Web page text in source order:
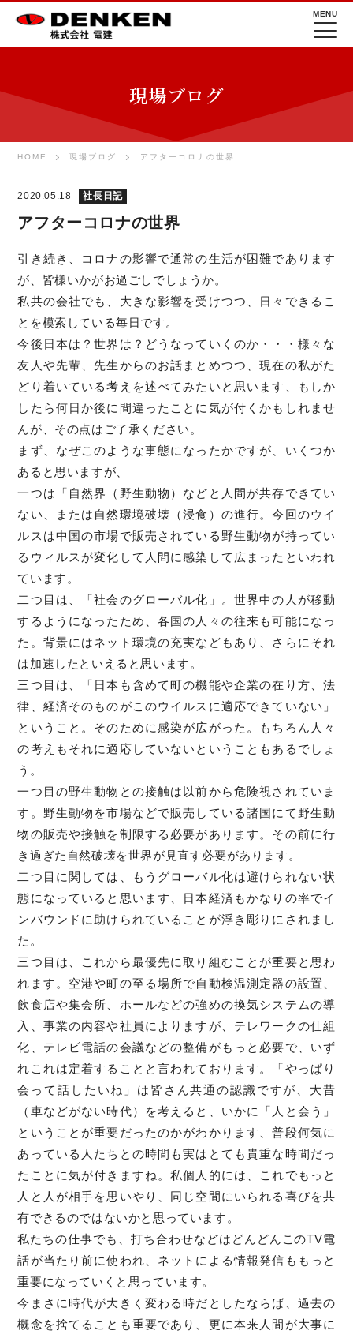
MENU
現場ブログ
HOME 現場ブログ アフターコロナの世界
2020.05.18 社長日記
アフターコロナの世界
引き続き、コロナの影響で通常の生活が困難であります
が、皆様いかがお過ごしでしょうか。
私共の会社でも、大きな影響を受けつつ、日々できるこ
とを模索している毎日です。
今後日本は？世界は？どうなっていくのか・・・様々な
友人や先輩、先生からのお話まとめつつ、現在の私がた
どり着いている考えを述べてみたいと思います、もしか
したら何日か後に間違ったことに気が付くかもしれませ
んが、その点はご了承ください。
まず、なぜこのような事態になったかですが、いくつか
あると思いますが、
一つは「自然界（野生動物）などと人間が共存できてい
ない、または自然環境破壊（浸食）の進行。今回のウイ
ルスは中国の市場で販売されている野生動物が持ってい
るウィルスが変化して人間に感染して広まったといわれ
ています。
二つ目は、「社会のグローバル化」。世界中の人が移動
するようになったため、各国の人々の往来も可能になっ
た。背景にはネット環境の充実などもあり、さらにそれ
は加速したといえると思います。
三つ目は、「日本も含めて町の機能や企業の在り方、法
律、経済そのものがこのウイルスに適応できていない」
ということ。そのために感染が広がった。もちろん人々
の考えもそれに適応していないということもあるでしょ
う。
一つ目の野生動物との接触は以前から危険視されていま
す。野生動物を市場などで販売している諸国にて野生動
物の販売や接触を制限する必要があります。その前に行
き過ぎた自然破壊を世界が見直す必要があります。
二つ目に関しては、もうグローバル化は避けられない状
態になっていると思います、日本経済もかなりの率でイ
ンバウンドに助けられていることが浮き彫りにされまし
た。
三つ目は、これから最優先に取り組むことが重要と思わ
れます。空港や町の至る場所で自動検温測定器の設置、
飲食店や集会所、ホールなどの強めの換気システムの導
入、事業の内容や社員によりますが、テレワークの仕組
化、テレビ電話の会議などの整備がもっと必要で、いず
れこれは定着することと言われております。「やっぱり
会って話したいね」は皆さん共通の認識ですが、大昔
（車などがない時代）を考えると、いかに「人と会う」
ということが重要だったのかがわかります、普段何気に
あっている人たちとの時間も実はとても貴重な時間だっ
たことに気が付きますね。私個人的には、これでもっと
人と人が相手を思いやり、同じ空間にいられる喜びを共
有できるのではないかと思っています。
私たちの仕事でも、打ち合わせなどはどんどんこのTV電
話が当たり前に使われ、ネットによる情報発信ももっと
重要になっていくと思っています。
今まさに時代が大きく変わる時だとしたならば、過去の
概念を捨てることも重要であり、更に本来人間が大事に